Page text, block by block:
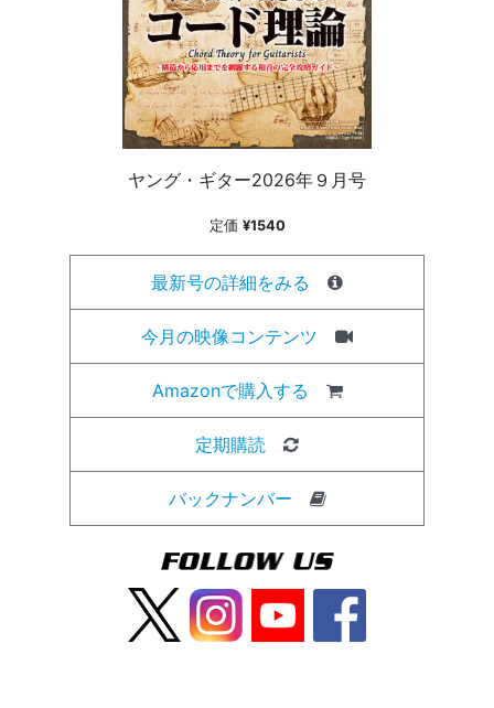
ヤング・ギター2026年９月号
定価 ¥1540
最新号の詳細をみる
今月の映像コンテンツ
Amazonで購入する
定期購読
バックナンバー